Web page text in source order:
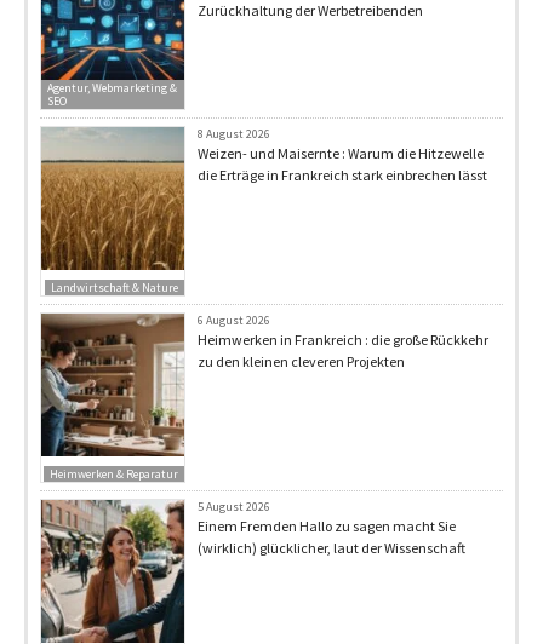
Agentur, Webmarketing &
SEO
Zurückhaltung der Werbetreibenden
Landwirtschaft & Nature
8 August 2026
Weizen- und Maisernte : Warum die Hitzewelle
die Erträge in Frankreich stark einbrechen lässt
Heimwerken & Reparatur
6 August 2026
Heimwerken in Frankreich : die große Rückkehr
zu den kleinen cleveren Projekten
5 August 2026
Einem Fremden Hallo zu sagen macht Sie
(wirklich) glücklicher, laut der Wissenschaft